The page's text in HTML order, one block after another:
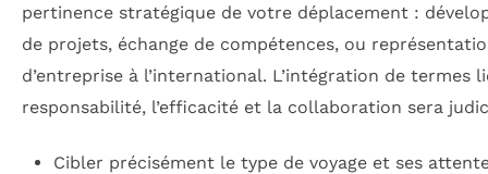
pertinence stratégique de votre déplacement :
de projets, échange de compétences, ou
d’entreprise à l’international. L’intégration de termes
responsabilité, l’efficacité et la collaboration sera
Cibler précisément le type de voyage et ses